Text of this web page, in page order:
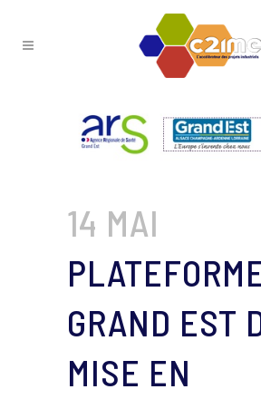
14 MAI
GRAND EST
MISE EN